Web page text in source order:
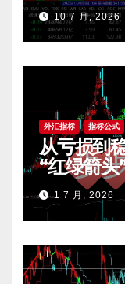
10 7 月, 2026
外汇指标 指标公式
从亏损到
“红绿箭头
公开 mt4
1 7 月, 2026